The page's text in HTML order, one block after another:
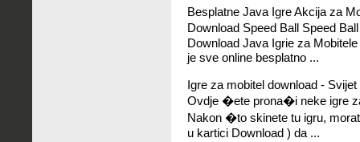
Besplatne Java Igre Akcija za
Download Speed Ball Speed
Download Java Igrie za
je sve online besplatno ...
Igre za mobitel download - Svijet
Ovdje �ete prona�i neke igre
Nakon �to skinete tu igru,
u kartici Download ) da ...